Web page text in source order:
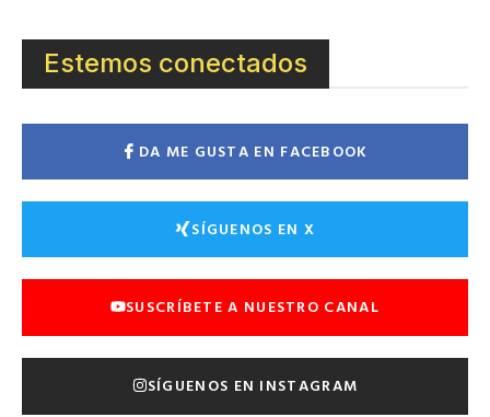
Estemos conectados
DA ME GUSTA EN FACEBOOK
SÍGUENOS EN X
SUSCRÍBETE A NUESTRO CANAL
SÍGUENOS EN INSTAGRAM